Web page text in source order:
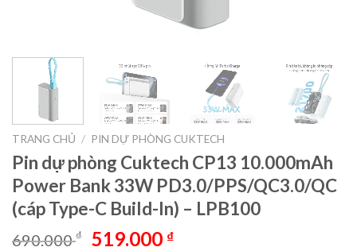
TRANG CHỦ / PIN DỰ PHÒNG CUKTECH
Pin dự phòng Cuktech CP13 10.000mAh
Power Bank 33W PD3.0/PPS/QC3.0/QC
(cáp Type-C Build-In) – LPB100
690.000₫
Giá
519.000 ₫Giá